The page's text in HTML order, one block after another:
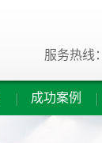
服务热线：
成功案例